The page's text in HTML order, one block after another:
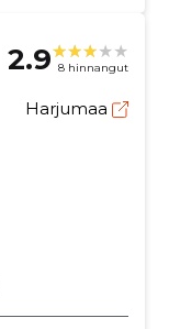
2.9 8 hinnangut
Harjumaa